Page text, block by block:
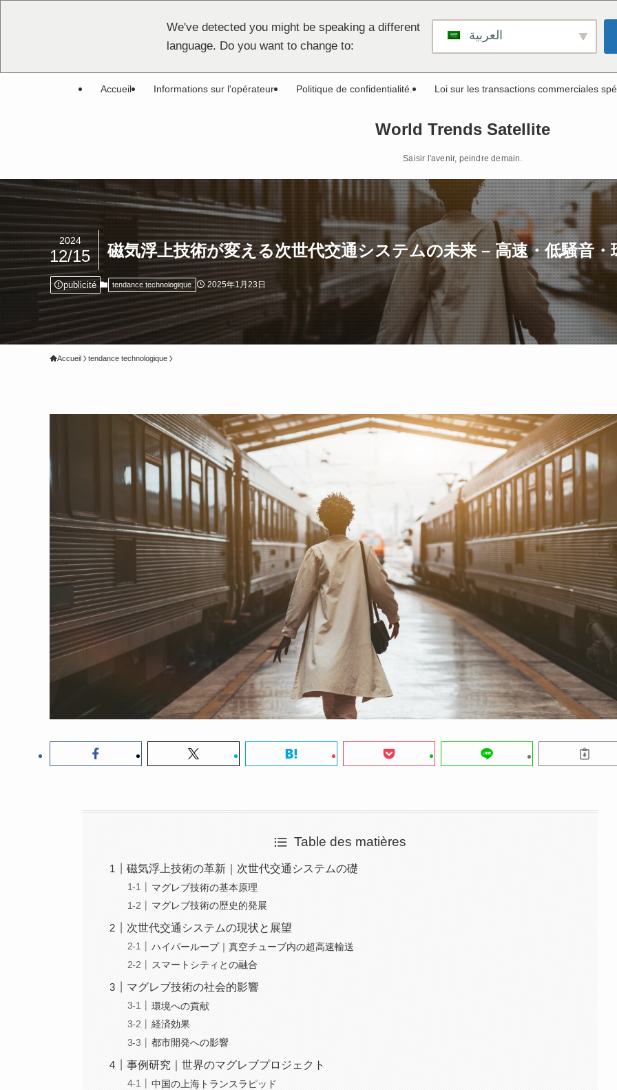
We've detected you might be speaking a different
language. Do you want to change to:
العربية
World Trends Satellite
Saisir l'avenir, peindre demain.
Accueil Informations sur l'opérateur Politique de confidentialité. Loi sur les transactions commerciales
磁気浮上技術が変える次世代交通システムの未来 – 高速・低騒音
2024
12/15
publicité tendance technologique 2025年1月23日
Accueil tendance technologique
Table des matières
磁気浮上技術の革新｜次世代交通システムの礎
マグレブ技術の基本原理
マグレブ技術の歴史的発展
次世代交通システムの現状と展望
ハイパーループ｜真空チューブ内の超高速輸送
スマートシティとの融合
マグレブ技術の社会的影響
環境への貢献
経済効果
都市開発への影響
事例研究｜世界のマグレブプロジェクト
中国の上海トランスラピッド